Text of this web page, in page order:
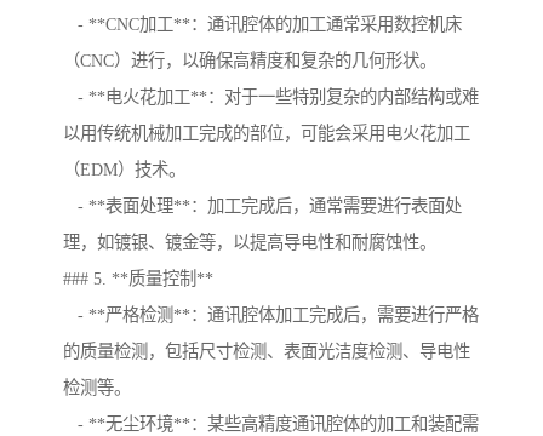
- **CNC加工**：通讯腔体的加工通常采用数控机床
（CNC）进行，以确保高精度和复杂的几何形状。
- **电火花加工**：对于一些特别复杂的内部结构或难
以用传统机械加工完成的部位，可能会采用电火花加工
（EDM）技术。
- **表面处理**：加工完成后，通常需要进行表面处
理，如镀银、镀金等，以提高导电性和耐腐蚀性。
### 5. **质量控制**
- **严格检测**：通讯腔体加工完成后，需要进行严格
的质量检测，包括尺寸检测、表面光洁度检测、导电性
检测等。
- **无尘环境**：某些高精度通讯腔体的加工和装配需